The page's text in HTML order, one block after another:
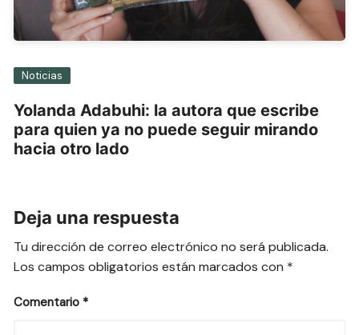
Noticias
Yolanda Adabuhi: la autora que escribe
para quien ya no puede seguir mirando
hacia otro lado
Deja una respuesta
Tu dirección de correo electrónico no será publicada.
Los campos obligatorios están marcados con *
Comentario *